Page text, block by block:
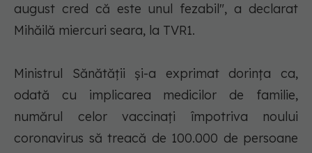
august cred că este unul fezabil", a declarat
Mihăilă miercuri seara, la TVR1.
Ministrul Sănătăţii şi-a exprimat dorinţa ca,
odată cu implicarea medicilor de familie,
numărul celor vaccinaţi împotriva noului
coronavirus să treacă de 100.000 de persoane